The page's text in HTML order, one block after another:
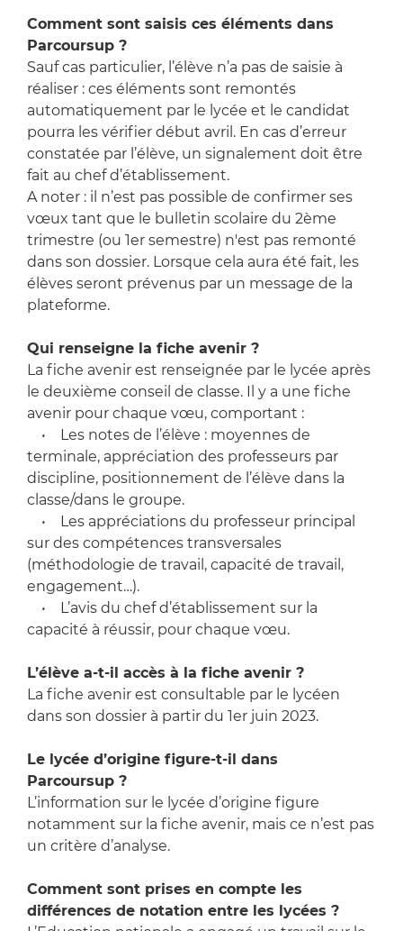
Comment sont saisis ces éléments dans
Parcoursup ?
Sauf cas particulier, l’élève n’a pas de saisie à
réaliser : ces éléments sont remontés
automatiquement par le lycée et le candidat
pourra les vérifier début avril. En cas d’erreur
constatée par l’élève, un signalement doit être
fait au chef d’établissement.
A noter : il n’est pas possible de confirmer ses
vœux tant que le bulletin scolaire du 2ème
trimestre (ou 1er semestre) n'est pas remonté
dans son dossier. Lorsque cela aura été fait, les
élèves seront prévenus par un message de la
plateforme.
Qui renseigne la fiche avenir ?
La fiche avenir est renseignée par le lycée après
le deuxième conseil de classe. Il y a une fiche
avenir pour chaque vœu, comportant :
• Les notes de l’élève : moyennes de
terminale, appréciation des professeurs par
discipline, positionnement de l’élève dans la
classe/dans le groupe.
• Les appréciations du professeur principal
sur des compétences transversales
(méthodologie de travail, capacité de travail,
engagement…).
• L’avis du chef d’établissement sur la
capacité à réussir, pour chaque vœu.
L’élève a-t-il accès à la fiche avenir ?
La fiche avenir est consultable par le lycéen
dans son dossier à partir du 1er juin 2023.
Le lycée d’origine figure-t-il dans
Parcoursup ?
L’information sur le lycée d’origine figure
notamment sur la fiche avenir, mais ce n’est pas
un critère d’analyse.
Comment sont prises en compte les
différences de notation entre les lycées ?